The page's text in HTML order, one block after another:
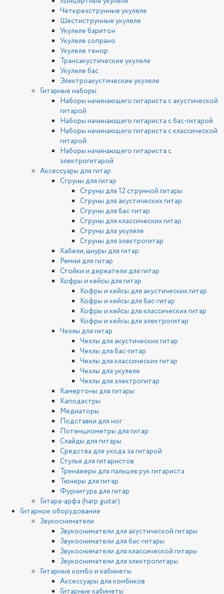
Четырехструнные укулеле
Шестиструнные укулеле
Укулеле баритон
Укулеле сопрано
Укулеле тенор
Трансакустические укулеле
Укулеле бас
Электроакустические укулеле
Гитарные наборы
Наборы начинающего гитариста с акустической
гитарой
Наборы начинающего гитариста с бас-гитарой
Наборы начинающего гитариста с классической
гитарой
Наборы начинающего гитариста с
электрогитарой
Аксессуары для гитар
Струны для гитар
Струны для 12 струнной гитары
Струны для акустических гитар
Струны для бас-гитар
Струны для классических гитар
Струны для укулеле
Струны для электрогитар
Кабели, шнуры для гитар
Ремни для гитар
Стойки и держатели для гитар
Кофры и кейсы для гитар
Кофры и кейсы для акустических гитар
Кофры и кейсы для бас-гитар
Кофры и кейсы для классических гитар
Кофры и кейсы для электрогитар
Чехлы для гитар
Чехлы для акустических гитар
Чехлы для бас-гитар
Чехлы для классических гитар
Чехлы для укулеле
Чехлы для электрогитар
Камертоны для гитары
Каподастры
Медиаторы
Подставки для ног
Потенциометры для гитар
Слайды для гитары
Средства для ухода за гитарой
Стулья для гитаристов
Тренажеры для пальцев рук гитариста
Тюнеры для гитар
Фурнитура для гитар
Гитара-арфа (harp guitar)
Гитарное оборудование
Звукосниматели
Звукосниматели для акустической гитары
Звукосниматели для бас-гитары
Звукосниматели для классической гитары
Звукосниматели для электрогитары
Гитарные комбо и кабинеты
Аксессуары для комбиков
Гитарные кабинеты